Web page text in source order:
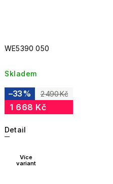
WE5390 050
Skladem
2 490 Kč
–33 %
1 668 Kč
Detail
Více
variant